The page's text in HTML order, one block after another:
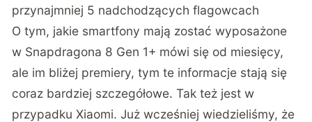
przynajmniej 5 nadchodzących flagowcach
O tym, jakie smartfony mają zostać wyposażone
w Snapdragona 8 Gen 1+ mówi się od miesięcy,
ale im bliżej premiery, tym te informacje stają się
coraz bardziej szczegółowe. Tak też jest w
przypadku Xiaomi. Już wcześniej wiedzieliśmy, że